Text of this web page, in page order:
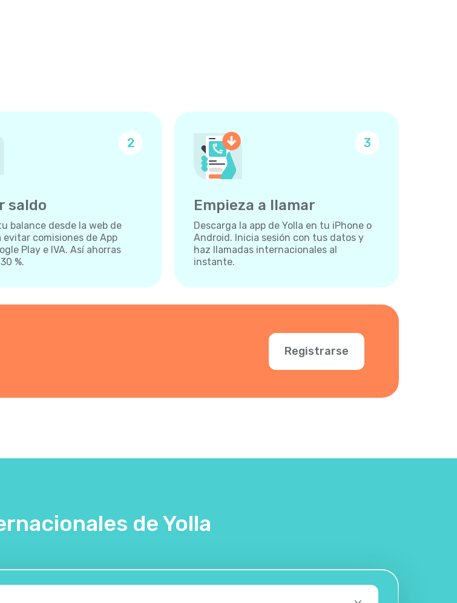
2
saldo
balance desde la web de
evitar comisiones de App
Play e IVA. Así ahorras
%.
3
Empieza a llamar
Descarga la app de Yolla en tu iPhone o
Android. Inicia sesión con tus datos y
haz llamadas internacionales al
instante.
Registrarse
de Yolla